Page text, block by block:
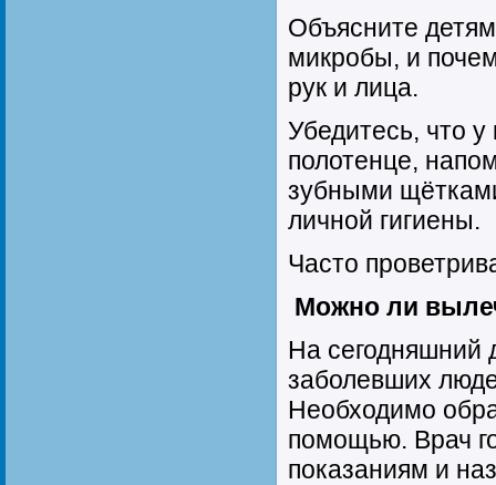
Объясните
микробы, и
рук и лица.
Убедитесь, что
полотенце,
зубными
личной гигиены.
Часто
Можно ли
На сегодняшний
заболевших
Необходимо
помощью. Врач
показаниям и